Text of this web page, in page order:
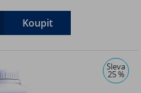
Koupit
Sleva
25 %